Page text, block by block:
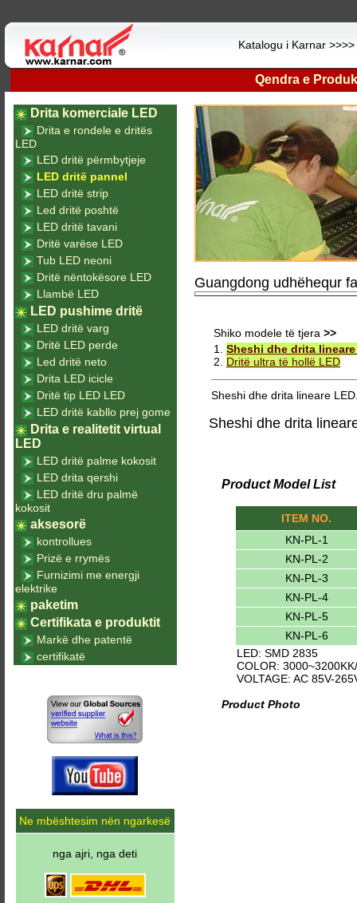
Katalogu i Karnar >>>>
Qendra e
Guangdong udhëhequr
Shiko modele të tjera >>
1. Sheshi dhe drita lineare
2. Dritë ultra të hollë LED
Sheshi dhe drita lineare
Sheshi dhe drita
Product Model List
ITEM NO.
KN-PL-1
KN-PL-2
KN-PL-3
KN-PL-4
KN-PL-5
KN-PL-6
LED: SMD 2835
COLOR:
VOLTAGE: AC 85V-
Product Photo
Drita komerciale LED
Drita e rondele e dritës
LED
LED dritë përmbytjeje
LED dritë pannel
LED dritë strip
Led dritë poshtë
LED dritë tavani
Dritë varëse LED
Tub LED neoni
Dritë nëntokësore LED
Llambë LED
LED pushime dritë
LED dritë varg
Dritë LED perde
Led dritë neto
Drita LED icicle
Dritë tip LED LED
LED dritë kabllo prej gome
Drita e realitetit virtual
LED
LED dritë palme kokosit
LED drita qershi
LED dritë dru palmë
kokosit
aksesorë
kontrollues
Prizë e rrymës
Furnizimi me energji
elektrike
paketim
Certifikata e produktit
Markë dhe patentë
certifikatë
Ne mbështesim nën ngarkesë
nga ajri, nga deti